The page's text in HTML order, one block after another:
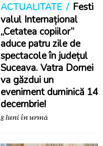
ACTUALITATE
Festi
valul Internațional
„Cetatea copiilor”
aduce patru zile de
spectacole în județul
Suceava. Vatra Dornei
va găzdui un
eveniment duminică 14
decembrie!
8 luni în urmă